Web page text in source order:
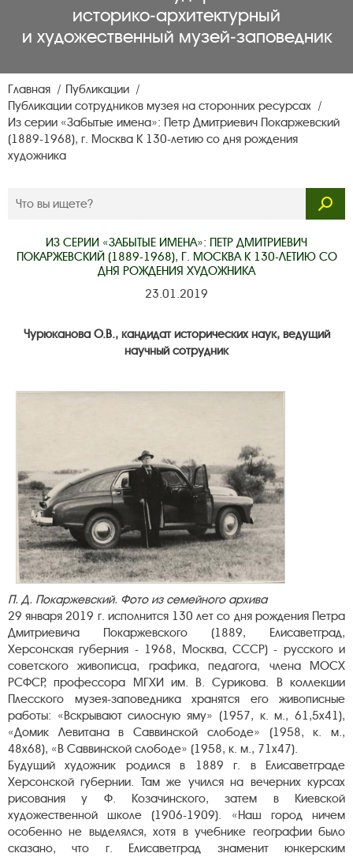
историко‑архитектурный
и художественный музей‑заповедник
Главная
Публикации
Публикации сотрудников музея на сторонних ресурсах
Из серии «Забытые имена»: Петр Дмитриевич Покаржевский
(1889-1968), г. Москва К 130-летию со дня рождения
художника
ИЗ СЕРИИ «ЗАБЫТЫЕ ИМЕНА»: ПЕТР ДМИТРИЕВИЧ
ПОКАРЖЕВСКИЙ (1889-1968), Г. МОСКВА К 130-ЛЕТИЮ СО
ДНЯ РОЖДЕНИЯ ХУДОЖНИКА
23.01.2019
Чурюканова О.В., кандидат исторических наук, ведущий
научный сотрудник
П. Д. Покаржевский. Фото из семейного архива
29 января 2019 г. исполнится 130 лет со дня рождения Петра
Дмитриевича Покаржевского (1889, Елисаветград,
Херсонская губерния - 1968, Москва, СССР) - русского и
советского живописца, графика, педагога, члена МОСХ
РСФСР, профессора МГХИ им. В. Сурикова. В коллекции
Плесского музея-заповедника хранятся его живописные
работы: «Вскрывают силосную яму» (1957, к. м., 61,5х41),
«Домик Левитана в Саввинской слободе» (1958, к. м.,
48х68), «В Саввинской слободе» (1958, к. м., 71х47).
Будущий художник родился в 1889 г. в Елисаветграде
Херсонской губернии. Там же учился на вечерних курсах
рисования у Ф. Козачинского, затем в Киевской
художественной школе (1906-1909). «Наш город ничем
особенно не выделялся, хотя в учебнике географии было
сказано, что г. Елисаветград знаменит юнкерским